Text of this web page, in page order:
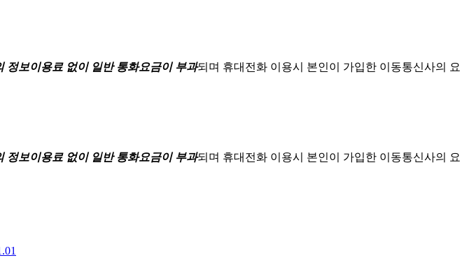
정보이용료 없이 일반 통화요금이 부과되며 휴대전화 이용시 본인이 가입한 이동통신사의 요
정보이용료 없이 일반 통화요금이 부과되며 휴대전화 이용시 본인이 가입한 이동통신사의 요